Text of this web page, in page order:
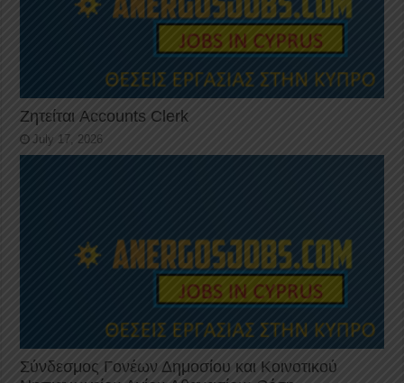
Ζητείται Accounts Clerk
July 17, 2026
Σύνδεσμος Γονέων Δημοσίου και Κοινοτικού